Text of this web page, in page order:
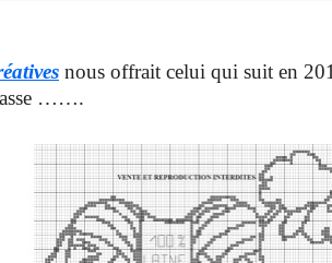
nous offrait celui qui suit en
…….